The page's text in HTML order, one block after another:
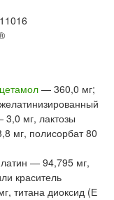
— 360,0 мг;
мг, лактозы
мг, полисорбат 80
— 94,795 мг,
краситель
титана диоксид (Е